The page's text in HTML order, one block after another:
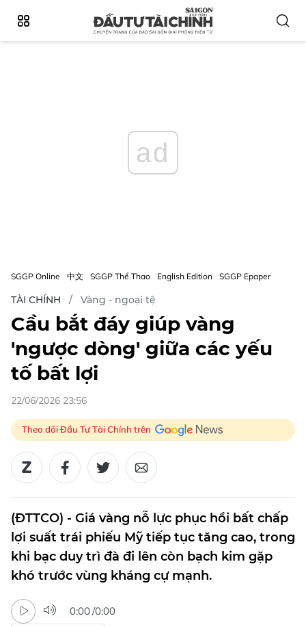
ad
SGGP Online 中文 SGGP Thể Thao English Edition SGGP Epaper
TÀI CHÍNH Vàng - ngoại tệ
Cầu bắt đáy giúp vàng
'ngược dòng' giữa các yếu
tố bất lợi
22/06/2026 23:56
Theo dõi Đầu Tư Tài Chính trên
(ĐTTCO) - Giá vàng nỗ lực phục hồi bất chấp
lợi suất trái phiếu Mỹ tiếp tục tăng cao, trong
khi bạc duy trì đà đi lên còn bạch kim gặp
khó trước vùng kháng cự mạnh.
0:00/0:00